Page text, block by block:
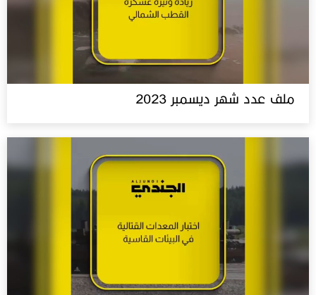
ملف عدد شهر ديسمبر 2023